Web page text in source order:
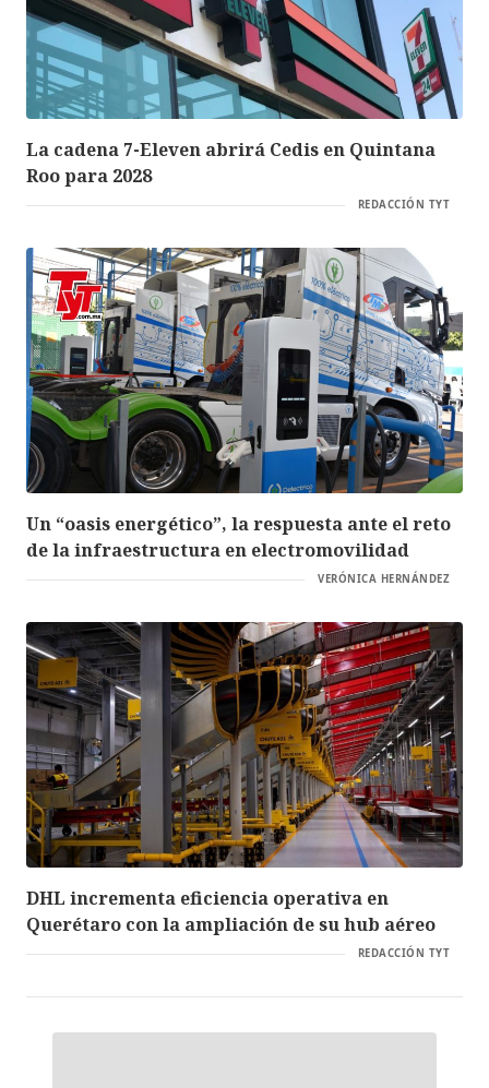
La cadena 7-Eleven abrirá Cedis en Quintana
Roo para 2028
REDACCIÓN TYT
Un “oasis energético”, la respuesta ante el reto
de la infraestructura en electromovilidad
VERÓNICA HERNÁNDEZ
DHL incrementa eficiencia operativa en
Querétaro con la ampliación de su hub aéreo
REDACCIÓN TYT